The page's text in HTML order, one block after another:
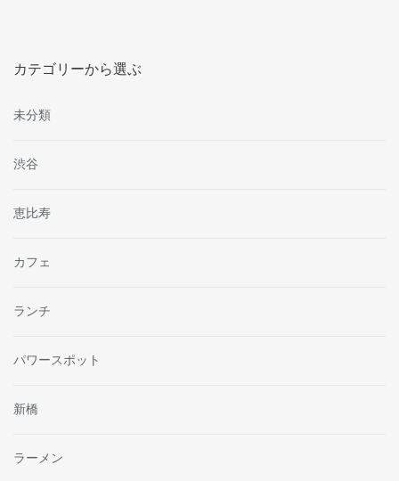
カテゴリーから選ぶ
未分類
渋谷
恵比寿
カフェ
ランチ
パワースポット
新橋
ラーメン